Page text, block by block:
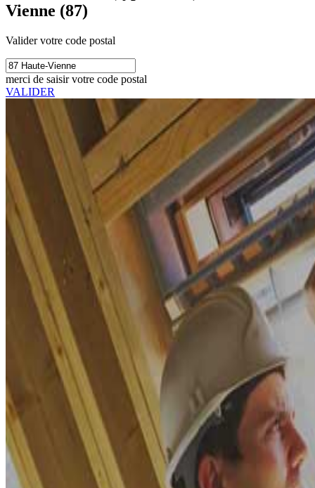
Vienne (87)
Valider votre code postal
merci de saisir votre code postal
VALIDER